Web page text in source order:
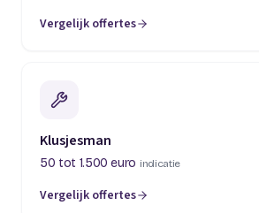
Vergelijk offertes
(opent in een nieuw tabblad)
Klusjesman
50 tot 1.500 euro indicatie
Vergelijk offertes
(opent in een nieuw tabblad)